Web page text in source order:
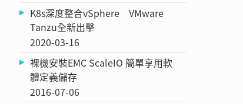
K8s深度整合vSphere VMware
Tanzu全新出擊
2020-03-16
裸機安裝EMC ScaleIO 簡單享用軟
體定義儲存
2016-07-06